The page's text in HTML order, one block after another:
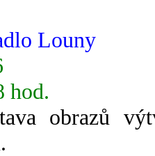
Louny
hod.
obrazů